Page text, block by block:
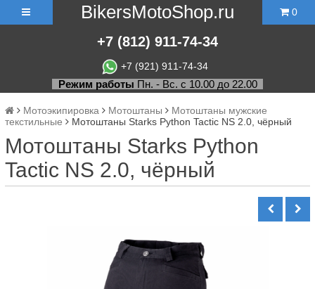
BikersMotoShop.ru
+7 (812) 911-74-34
+7 (921) 911-74-34
0
Режим работы Пн. - Вс. с 10.00 до 22.00
Мотоэкипировка Мотоштаны
Мотоштаны мужские
текстильные
Мотоштаны Starks Python Tactic NS 2.0, чёрный
Мотоштаны Starks Python
Tactic NS 2.0, чёрный